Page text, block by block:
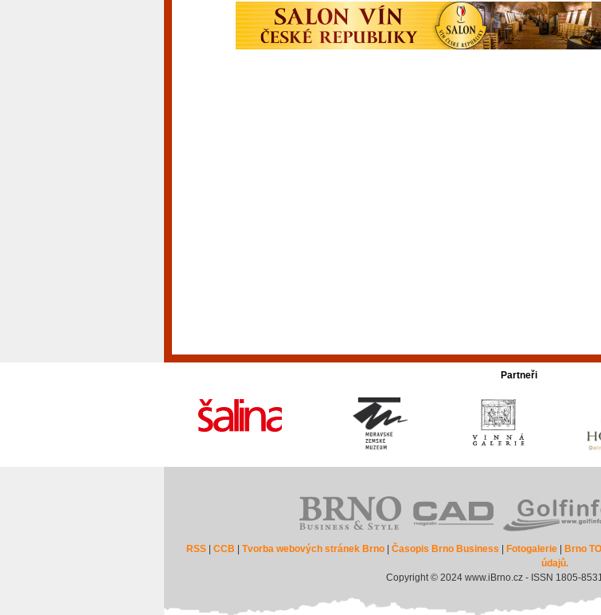
Partneři
RSS| CCB Tvorba webových stránek Brno| Časopis Brno Business Fotogalerie| Brno
údajů.
Copyright © 2024 www.iBrno.cz - ISSN 1805-